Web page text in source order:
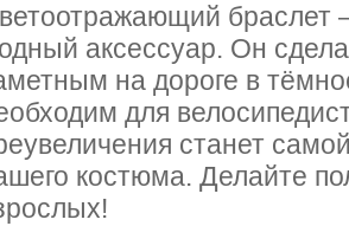
браслет
аксессуар. Он
на дороге в
для
станет
костюма. Делайте